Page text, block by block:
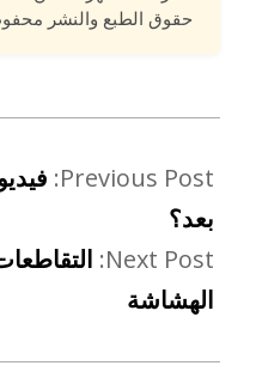
حقوق الطبع والنشر
Previous Post:
بعد؟
Next Post:
الهشاشة